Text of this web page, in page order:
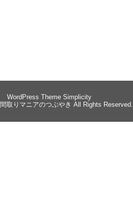
WordPress Theme Simplicity
間取りマニアのつぶやき All Rights Reserved.